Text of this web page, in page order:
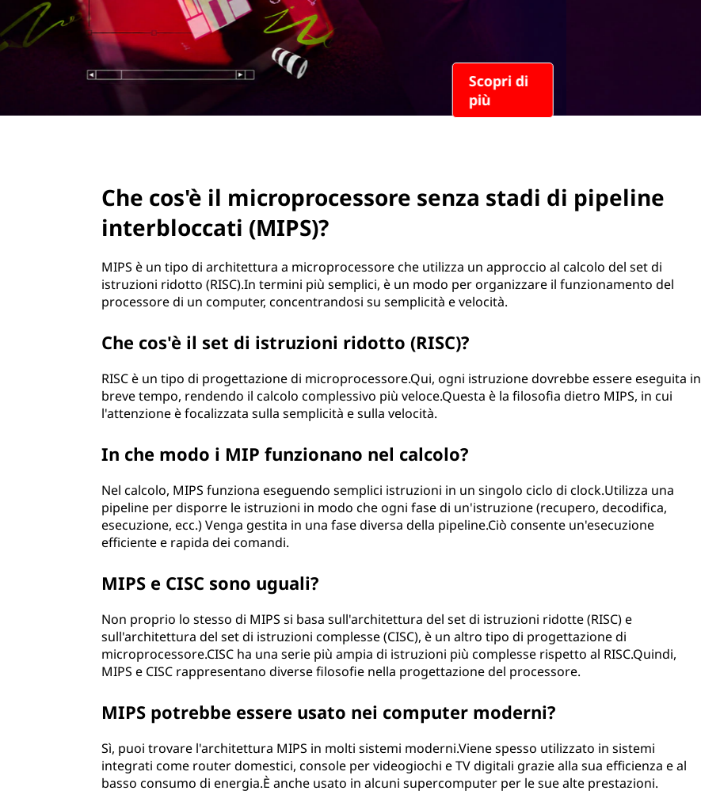
i
a
Che cos'è il microprocessore senza stadi di pipeline
interbloccati (MIPS)?
MIPS è un tipo di architettura a microprocessore che utilizza un approccio al calcolo del set di
istruzioni ridotto (RISC).In termini più semplici, è un modo per organizzare il funzionamento del
processore di un computer, concentrandosi su semplicità e velocità.
Che cos'è il set di istruzioni ridotto (RISC)?
RISC è un tipo di progettazione di microprocessore.Qui, ogni istruzione dovrebbe essere eseguita in
breve tempo, rendendo il calcolo complessivo più veloce.Questa è la filosofia dietro MIPS, in cui
l'attenzione è focalizzata sulla semplicità e sulla velocità.
In che modo i MIP funzionano nel calcolo?
Nel calcolo, MIPS funziona eseguendo semplici istruzioni in un singolo ciclo di clock.Utilizza una
pipeline per disporre le istruzioni in modo che ogni fase di un'istruzione (recupero, decodifica,
esecuzione, ecc.) Venga gestita in una fase diversa della pipeline.Ciò consente un'esecuzione
efficiente e rapida dei comandi.
MIPS e CISC sono uguali?
Non proprio lo stesso di MIPS si basa sull'architettura del set di istruzioni ridotte (RISC) e
sull'architettura del set di istruzioni complesse (CISC), è un altro tipo di progettazione di
microprocessore.CISC ha una serie più ampia di istruzioni più complesse rispetto al RISC.Quindi,
MIPS e CISC rappresentano diverse filosofie nella progettazione del processore.
MIPS potrebbe essere usato nei computer moderni?
Sì, puoi trovare l'architettura MIPS in molti sistemi moderni.Viene spesso utilizzato in sistemi
integrati come router domestici, console per videogiochi e TV digitali grazie alla sua efficienza e al
basso consumo di energia.È anche usato in alcuni supercomputer per le sue alte prestazioni.